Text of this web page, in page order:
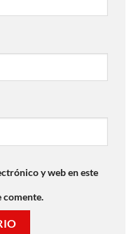
y web en este
comente.